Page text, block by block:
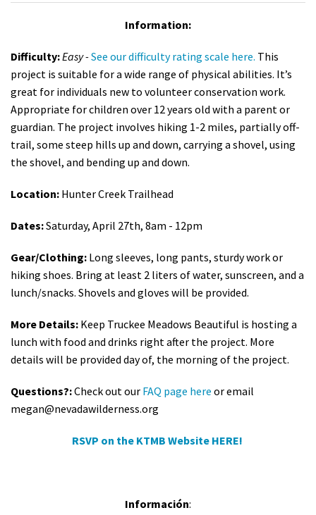
Information:
Difficulty:Easy -See our difficulty rating scale here. This
project is suitable for a wide range of physical abilities. It’s
great for individuals new to volunteer conservation work.
Appropriate for children over 12 years old with a parent or
guardian. The project involves hiking 1-2 miles, partially off-
trail, some steep hills up and down, carrying a shovel, using
the shovel, and bending up and down.
Location: Hunter Creek Trailhead
Dates:Saturday, April 27th, 8am - 12pm
Gear/Clothing: Long sleeves, long pants, sturdy work or
hiking shoes. Bring at least 2 liters of water, sunscreen, and a
lunch/snacks. Shovels and gloves will be provided.
More Details: Keep Truckee Meadows Beautiful is hosting a
lunch with food and drinks right after the project. More
details will be provided day of, the morning of the project.
Questions?:Check out our FAQ page here or email
megan@nevadawilderness.org
RSVP on the KTMB Website HERE!
Información: